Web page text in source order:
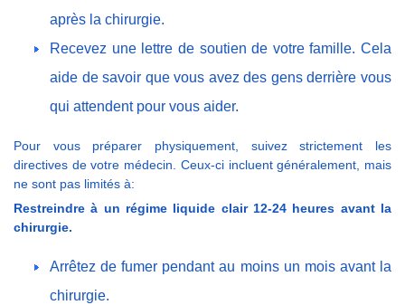
après la chirurgie.
Recevez une lettre de soutien de votre famille. Cela
aide de savoir que vous avez des gens derrière vous
qui attendent pour vous aider.
Pour vous préparer physiquement, suivez strictement les
directives de votre médecin. Ceux-ci incluent généralement, mais
ne sont pas limités à:
Restreindre à un régime liquide clair 12-24 heures avant la
chirurgie.
Arrêtez de fumer pendant au moins un mois avant la
chirurgie.